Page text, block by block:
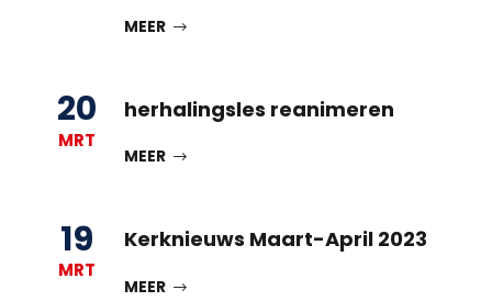
MEER
20
MRT
herhalingsles reanimeren
MEER
19
MRT
Kerknieuws Maart-April 2023
MEER